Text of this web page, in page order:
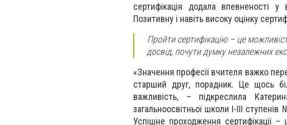
сертифікація додала впевненості
Позитивну і навіть високу оцінку
Пройти сертифікацію – це
досвід, почути думку незалежних
«Значення професії вчителя важко
старший друг, порадник. Це щось
важливість, – підкреслила
загальноосвітньої школи І-ІІІ
Успішне проходження сертифікації